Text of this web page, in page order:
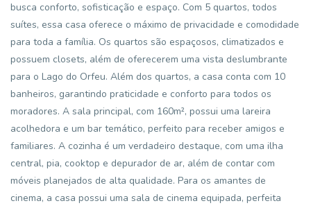
busca conforto, sofisticação e espaço. Com 5 quartos, todos
suítes, essa casa oferece o máximo de privacidade e comodidade
para toda a família. Os quartos são espaçosos, climatizados e
possuem closets, além de oferecerem uma vista deslumbrante
para o Lago do Orfeu. Além dos quartos, a casa conta com 10
banheiros, garantindo praticidade e conforto para todos os
moradores. A sala principal, com 160m², possui uma lareira
acolhedora e um bar temático, perfeito para receber amigos e
familiares. A cozinha é um verdadeiro destaque, com uma ilha
central, pia, cooktop e depurador de ar, além de contar com
móveis planejados de alta qualidade. Para os amantes de
cinema, a casa possui uma sala de cinema equipada, perfeita